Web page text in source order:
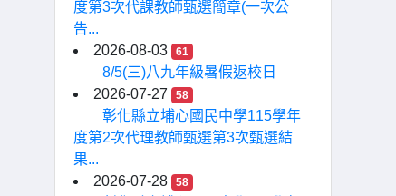
度第3次代課教師甄選簡章(一次公
告...
2026-08-03
61
8/5(三)八九年級暑假返校日
2026-07-27
58
彰化縣立埔心國民中學115學年
度第2次代理教師甄選第3次甄選結
果...
2026-07-28
58